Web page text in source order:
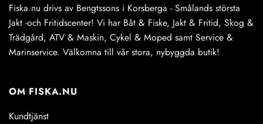
Fiska.nu drivs av Bengtssons i Korsberga - Smålands största
Jakt -och Fritidscenter! Vi har Båt & Fiske, Jakt & Fritid, Skog &
Trädgård, ATV & Maskin, Cykel & Moped samt Service &
Marinservice. Välkomna till vår stora, nybyggda butik!
OM FISKA.NU
Kundtjänst